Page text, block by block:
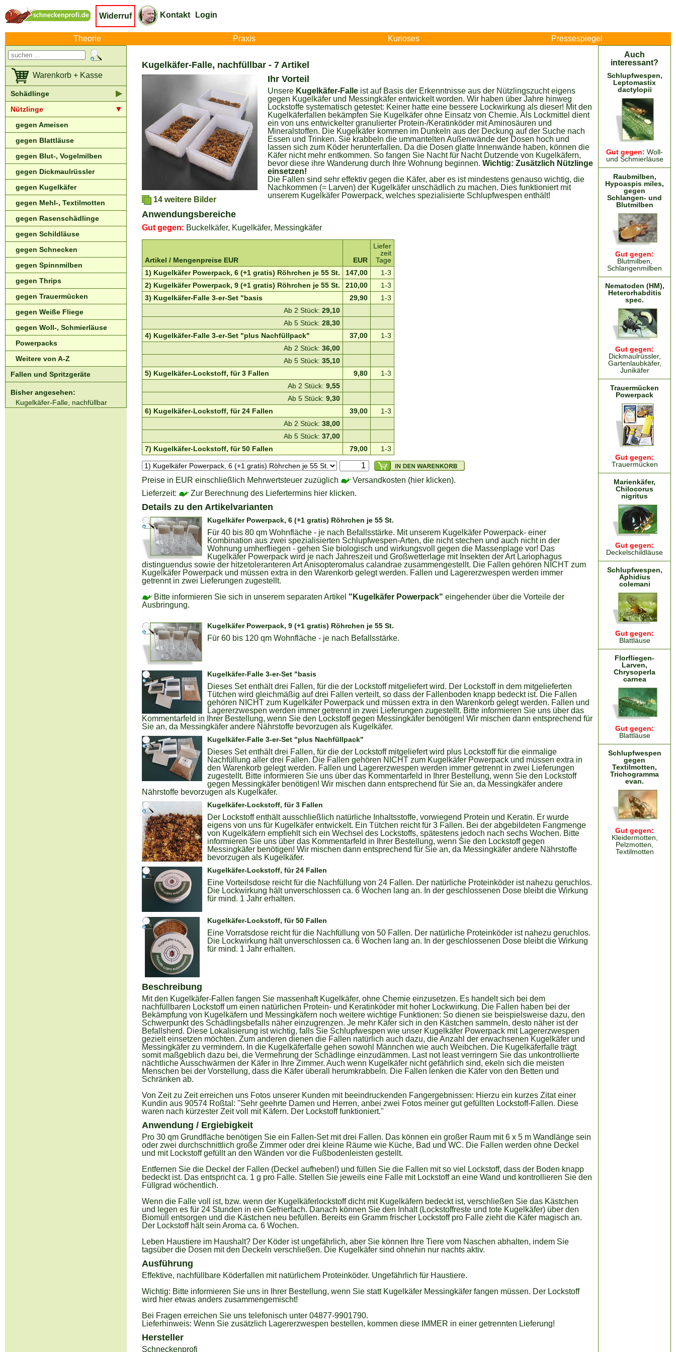
Widerruf Kontakt Login
Kugelkäfer-Falle, nachfüllbar - 7 Artikel
14 weitere Bilder
Ihr Vorteil
Unsere Kugelkäfer-Falle ist auf Basis der Erkenntnisse aus der Nützlingszucht eigens
gegen Kugelkäfer und Messingkäfer entwickelt worden. Wir haben über Jahre hinweg
Lockstoffe systematisch getestet: Keiner hatte eine bessere Lockwirkung als dieser! Mit den
Kugelkäferfallen bekämpfen Sie Kugelkäfer ohne Einsatz von Chemie. Als Lockmittel dient
ein von uns entwickelter granulierter Protein-/Keratinköder mit Aminosäuren und
Mineralstoffen. Die Kugelkäfer kommen im Dunkeln aus der Deckung auf der Suche nach
Essen und Trinken. Sie krabbeln die ummantelten Außenwände der Dosen hoch und
lassen sich zum Köder herunterfallen. Da die Dosen glatte Innenwände haben, können die
Käfer nicht mehr entkommen. So fangen Sie Nacht für Nacht Dutzende von Kugelkäfern,
bevor diese ihre Wanderung durch Ihre Wohnung beginnen. Wichtig: Zusätzlich Nützlinge
einsetzen!
Die Fallen sind sehr effektiv gegen die Käfer, aber es ist mindestens genauso wichtig, die
Nachkommen (= Larven) der Kugelkäfer unschädlich zu machen. Dies funktioniert mit
unserem Kugelkäfer Powerpack, welches spezialisierte Schlupfwespen enthält!
Anwendungsbereiche
Gut gegen: Buckelkäfer, Kugelkäfer, Messingkäfer
Artikel / Mengenpreise EUR EUR
Liefer
zeit
Tage
1) Kugelkäfer Powerpack, 6 (+1 gratis) Röhrchen je 55 St.
147,00
1-3
2) Kugelkäfer Powerpack, 9 (+1 gratis) Röhrchen je 55 St.
210,00
1-3
3) Kugelkäfer-Falle 3-er-Set "basis
29,90
1-3
Ab 2 Stück: 29,10
Ab 5 Stück: 28,30
4) Kugelkäfer-Falle 3-er-Set "plus Nachfüllpack"
37,00
1-3
Ab 2 Stück: 36,00
Ab 5 Stück: 35,10
5) Kugelkäfer-Lockstoff, für 3 Fallen
9,80
1-3
Ab 2 Stück: 9,55
Ab 5 Stück: 9,30
6) Kugelkäfer-Lockstoff, für 24 Fallen
39,00
1-3
Ab 2 Stück: 38,00
Ab 5 Stück: 37,00
7) Kugelkäfer-Lockstoff, für 50 Fallen
79,00 1-3
Preise in EUR einschließlich Mehrwertsteuer zuzüglich
Versandkosten (hier klicken).
Lieferzeit:
Zur Berechnung des Liefertermins hier klicken.
Details zu den Artikelvarianten
Kugelkäfer Powerpack, 6 (+1 gratis) Röhrchen je 55 St.
Für 40 bis 80 qm Wohnfläche - je nach Befallsstärke. Mit unserem Kugelkäfer Powerpack- einer
Kombination aus zwei spezialisierten Schlupfwespen-Arten, die nicht stechen und auch nicht in der
Wohnung umherfliegen - gehen Sie biologisch und wirkungsvoll gegen die Massenplage vor! Das
Kugelkäfer Powerpack wird je nach Jahreszeit und Großwetterlage mit Insekten der Art Lariophagus
distinguendus sowie der hitzetoleranteren Art Anisopteromalus calandrae zusammengestellt. Die Fallen gehören NICHT zum
Kugelkäfer Powerpack und müssen extra in den Warenkorb gelegt werden. Fallen und Lagererzwespen werden immer
getrennt in zwei Lieferungen zugestellt.
Bitte informieren Sie sich in unserem separaten Artikel "Kugelkäfer Powerpack" eingehender über die Vorteile der
Ausbringung.
Kugelkäfer Powerpack, 9 (+1 gratis) Röhrchen je 55 St.
Für 60 bis 120 qm Wohnfläche - je nach Befallsstärke.
Kugelkäfer-Falle 3-er-Set "basis
Dieses Set enthält drei Fallen, für die der Lockstoff mitgeliefert wird. Der Lockstoff in dem mitgelieferten
Tütchen wird gleichmäßig auf drei Fallen verteilt, so dass der Fallenboden knapp bedeckt ist. Die Fallen
gehören NICHT zum Kugelkäfer Powerpack und müssen extra in den Warenkorb gelegt werden. Fallen und
Lagererzwespen werden immer getrennt in zwei Lieferungen zugestellt. Bitte informieren Sie uns über das
Kommentarfeld in Ihrer Bestellung, wenn Sie den Lockstoff gegen Messingkäfer benötigen! Wir mischen dann entsprechend für
Sie an, da Messingkäfer andere Nährstoffe bevorzugen als Kugelkäfer.
Kugelkäfer-Falle 3-er-Set "plus Nachfüllpack"
Dieses Set enthält drei Fallen, für die der Lockstoff mitgeliefert wird plus Lockstoff für die einmalige
Nachfüllung aller drei Fallen. Die Fallen gehören NICHT zum Kugelkäfer Powerpack und müssen extra in
den Warenkorb gelegt werden. Fallen und Lagererzwespen werden immer getrennt in zwei Lieferungen
zugestellt. Bitte informieren Sie uns über das Kommentarfeld in Ihrer Bestellung, wenn Sie den Lockstoff
gegen Messingkäfer benötigen! Wir mischen dann entsprechend für Sie an, da Messingkäfer andere
Nährstoffe bevorzugen als Kugelkäfer.
Kugelkäfer-Lockstoff, für 3 Fallen
Der Lockstoff enthält ausschließlich natürliche Inhaltsstoffe, vorwiegend Protein und Keratin. Er wurde
eigens von uns für Kugelkäfer entwickelt. Ein Tütchen reicht für 3 Fallen. Bei der abgebildeten Fangmenge
von Kugelkäfern empfiehlt sich ein Wechsel des Lockstoffs, spätestens jedoch nach sechs Wochen. Bitte
informieren Sie uns über das Kommentarfeld in Ihrer Bestellung, wenn Sie den Lockstoff gegen
Messingkäfer benötigen! Wir mischen dann entsprechend für Sie an, da Messingkäfer andere Nährstoffe
bevorzugen als Kugelkäfer.
Kugelkäfer-Lockstoff, für 24 Fallen
Eine Vorteilsdose reicht für die Nachfüllung von 24 Fallen. Der natürliche Proteinköder ist nahezu geruchlos.
Die Lockwirkung hält unverschlossen ca. 6 Wochen lang an. In der geschlossenen Dose bleibt die Wirkung
für mind. 1 Jahr erhalten.
Kugelkäfer-Lockstoff, für 50 Fallen
Eine Vorratsdose reicht für die Nachfüllung von 50 Fallen. Der natürliche Proteinköder ist nahezu geruchlos.
Die Lockwirkung hält unverschlossen ca. 6 Wochen lang an. In der geschlossenen Dose bleibt die Wirkung
für mind. 1 Jahr erhalten.
Beschreibung
Mit den Kugelkäfer-Fallen fangen Sie massenhaft Kugelkäfer, ohne Chemie einzusetzen. Es handelt sich bei dem
nachfüllbaren Lockstoff um einen natürlichen Protein- und Keratinköder mit hoher Lockwirkung. Die Fallen haben bei der
Bekämpfung von Kugelkäfern und Messingkäfern noch weitere wichtige Funktionen: So dienen sie beispielsweise dazu, den
Schwerpunkt des Schädlingsbefalls näher einzugrenzen. Je mehr Käfer sich in den Kästchen sammeln, desto näher ist der
Befallsherd. Diese Lokalisierung ist wichtig, falls Sie Schlupfwespen wie unser Kugelkäfer Powerpack mit Lagererzwespen
gezielt einsetzen möchten. Zum anderen dienen die Fallen natürlich auch dazu, die Anzahl der erwachsenen Kugelkäfer und
Messingkäfer zu vermindern. In die Kugelkäferfalle gehen sowohl Männchen wie auch Weibchen. Die Kugelkäferfalle trägt
somit maßgeblich dazu bei, die Vermehrung der Schädlinge einzudämmen. Last not least verringern Sie das unkontrollierte
nächtliche Ausschwärmen der Käfer in Ihre Zimmer. Auch wenn Kugelkäfer nicht gefährlich sind, ekeln sich die meisten
Menschen bei der Vorstellung, dass die Käfer überall herumkrabbeln. Die Fallen lenken die Käfer von den Betten und
Schränken ab.
Von Zeit zu Zeit erreichen uns Fotos unserer Kunden mit beeindruckenden Fangergebnissen: Hierzu ein kurzes Zitat einer
Kundin aus 90574 Roßtal: "Sehr geehrte Damen und Herren, anbei zwei Fotos meiner gut gefüllten Lockstoff-Fallen. Diese
waren nach kürzester Zeit voll mit Käfern. Der Lockstoff funktioniert."
Anwendung / Ergiebigkeit
Pro 30 qm Grundfläche benötigen Sie ein Fallen-Set mit drei Fallen. Das können ein großer Raum mit 6 x 5 m Wandlänge sein
oder zwei durchschnittlich große Zimmer oder drei kleine Räume wie Küche, Bad und WC. Die Fallen werden ohne Deckel
und mit Lockstoff gefüllt an den Wänden vor die Fußbodenleisten gestellt.
Entfernen Sie die Deckel der Fallen (Deckel aufheben!) und füllen Sie die Fallen mit so viel Lockstoff, dass der Boden knapp
bedeckt ist. Das entspricht ca. 1 g pro Falle. Stellen Sie jeweils eine Falle mit Lockstoff an eine Wand und kontrollieren Sie den
Füllgrad wöchentlich.
Wenn die Falle voll ist, bzw. wenn der Kugelkäferlockstoff dicht mit Kugelkäfern bedeckt ist, verschließen Sie das Kästchen
und legen es für 24 Stunden in ein Gefrierfach. Danach können Sie den Inhalt (Lockstoffreste und tote Kugelkäfer) über den
Biomüll entsorgen und die Kästchen neu befüllen. Bereits ein Gramm frischer Lockstoff pro Falle zieht die Käfer magisch an.
Der Lockstoff hält sein Aroma ca. 6 Wochen.
Leben Haustiere im Haushalt? Der Köder ist ungefährlich, aber Sie können Ihre Tiere vom Naschen abhalten, indem Sie
tagsüber die Dosen mit den Deckeln verschließen. Die Kugelkäfer sind ohnehin nur nachts aktiv.
Ausführung
Effektive, nachfüllbare Köderfallen mit natürlichem Proteinköder. Ungefährlich für Haustiere.
Wichtig: Bitte informieren Sie uns in Ihrer Bestellung, wenn Sie statt Kugelkäfer Messingkäfer fangen müssen. Der Lockstoff
wird hier etwas anders zusammengemischt!
Bei Fragen erreichen Sie uns telefonisch unter 04877-9901790.
Lieferhinweis: Wenn Sie zusätzlich Lagererzwespen bestellen, kommen diese IMMER in einer getrennten Lieferung!
Hersteller
Schneckenprofi
Warenkorb + Kasse
Schädlinge ▶
Nützlinge ▼
gegen Ameisen
gegen Blattläuse
gegen Blut-, Vogelmilben
gegen Dickmaulrüssler
gegen Kugelkäfer
gegen Mehl-, Textilmotten
gegen Rasenschädlinge
gegen Schildläuse
gegen Schnecken
gegen Spinnmilben
gegen Thrips
gegen Trauermücken
gegen Weiße Fliege
gegen Woll-, Schmierläuse
Powerpacks
Weitere von A-Z
Fallen und Spritzgeräte
Bisher angesehen:
Kugelkäfer-Falle, nachfüllbar
Auch
interessant?
Schlupfwespen,
Leptomastix
dactylopii
Gut gegen: Woll-
und Schmierläuse
Raubmilben,
Hypoaspis miles,
gegen
Schlangen- und
Blutmilben
Gut gegen:
Blutmilben,
Schlangenmilben
Nematoden (HM),
Heterorhabditis
spec.
Gut gegen:
Dickmaulrüssler,
Gartenlaubkäfer,
Junikäfer
Trauermücken
Powerpack
Gut gegen:
Trauermücken
Marienkäfer,
Chilocorus
nigritus
Gut gegen:
Deckelschildläuse
Schlupfwespen,
Aphidius
colemani
Gut gegen:
Blattläuse
Florfliegen-
Larven,
Chrysoperla
carnea
Gut gegen:
Blattläuse
Schlupfwespen
gegen
Textilmotten,
Trichogramma
evan.
Gut gegen:
Kleidermotten,
Pelzmotten,
Textilmotten
Theorie Praxis Kurioses Pressespiegel